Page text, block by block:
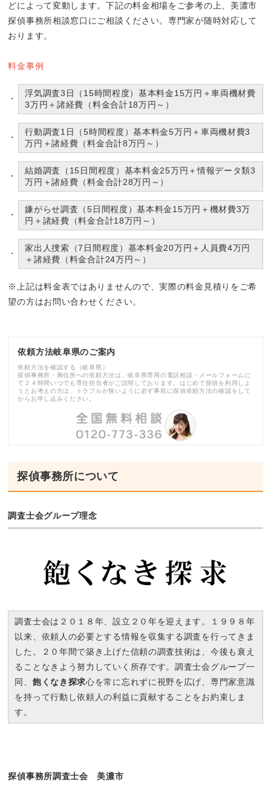
どによって変動します。下記の料金相場をご参考の上、美濃市
探偵事務所相談窓口にご相談ください。専門家が随時対応して
おります。
料金事例
浮気調査3日（15時間程度）基本料金15万円＋車両機材費
3万円＋諸経費（料金合計18万円～）
行動調査1日（5時間程度）基本料金5万円＋車両機材費3
万円＋諸経費（料金合計8万円～）
結婚調査（15日間程度）基本料金25万円＋情報データ類3
万円＋諸経費（料金合計28万円～）
嫌がらせ調査（5日間程度）基本料金15万円＋機材費3万
円＋諸経費（料金合計18万円～）
家出人捜索（7日間程度）基本料金20万円＋人員費4万円
＋諸経費（料金合計24万円～）
※上記は料金表ではありませんので、実際の料金見積りをご希
望の方はお問い合わせください。
依頼方法岐阜県のご案内
依頼方法を確認する（岐阜県）
探偵事務所・興信所への依頼方法は、岐阜県専用の電話相談・メールフォームに
て２４時間いつでも専任担当者がご説明しております。はじめて探偵を利用しよ
うとお考えの方は、トラブルが無いように必ず事前に探偵依頼方法の確認をして
からお申し込みください。
探偵事務所について
調査士会グループ理念
調査士会は２０１８年、設立２０年を迎えます。１９９８年
以来、依頼人の必要とする情報を収集する調査を行ってきま
した。２０年間で築き上げた信頼の調査技術は、今後も衰え
ることなきよう努力していく所存です。調査士会グループ一
同、 飽くなき探求心を常に忘れずに視野を広げ、専門家意識
を持って行動し依頼人の利益に貢献することをお約束しま
す。
探偵事務所調査士会 美濃市